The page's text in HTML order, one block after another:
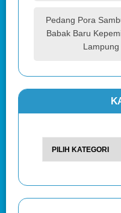
Pedang Pora
Babak Baru
Lampung